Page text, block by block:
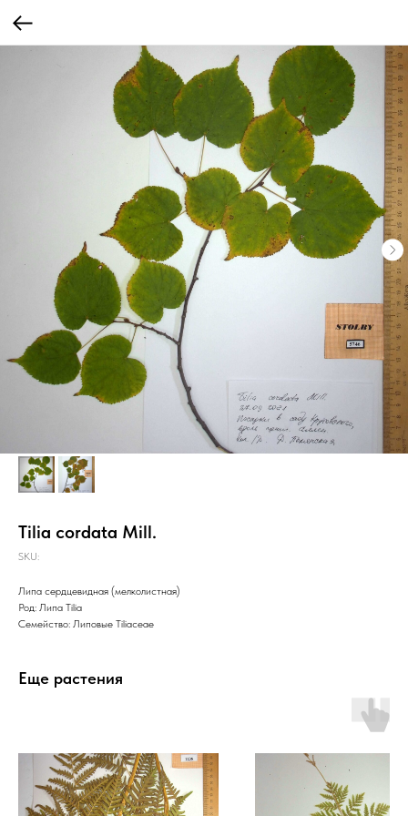
Tilia cordata Mill.
SKU:
Липа сердцевидная (мелколистная)
Род: Липа Tilia
Семейство: Липовые Tiliaceae
Еще растения